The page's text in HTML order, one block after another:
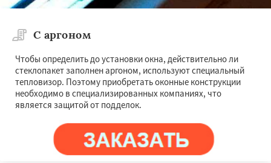
С аргоном
Чтобы определить до установки окна, действительно ли
стеклопакет заполнен аргоном, используют специальный
тепловизор. Поэтому приобретать оконные конструкции
необходимо в специализированных компаниях, что
является защитой от подделок.